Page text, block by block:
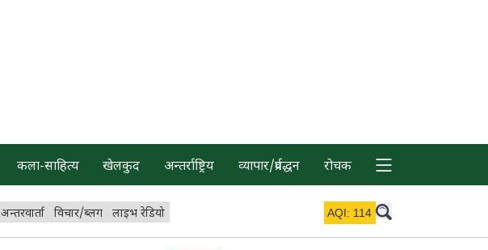
कला-साहित्य खेलकुद अन्तर्राष्ट्रिय व्यापार/प्रर्वद्धन रोचक
अन्तरवार्ता विचार/ब्लग लाइभ रेडियो AQI: 114